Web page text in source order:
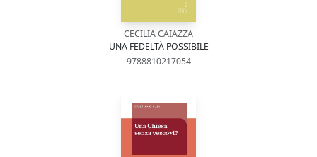
CECILIA CAIAZZA
UNA FEDELTÀ POSSIBILE
9788810217054